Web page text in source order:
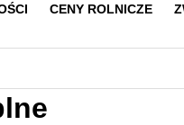
CENY ROLNICZE